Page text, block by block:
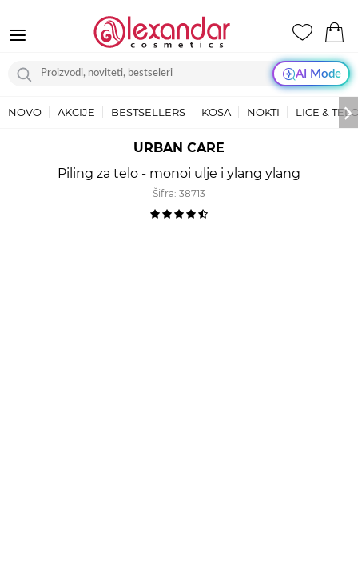
AI Mode
NOVO AKCIJE BESTSELLERS KOSA NOKTI LICE &
URBAN CARE
Piling za telo - monoi ulje i ylang ylang
Šifra: 38713